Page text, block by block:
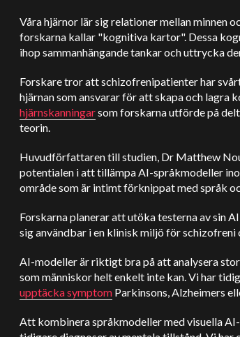
Våra hjärnor lär sig relationer mellan minnen
forskarna kallar "kognitiva kartor". Dessa
ihop sammanhängande tankar och uttrycka
Forskare tror att schizofrenipatienter har
hjärnan som ansvarar för att skapa och
hjärnskanningarsom forskarna utförde på
teorin.
Huvudförfattaren till studien, Dr Matthew
potentialen i att tillämpa AI-språkmodeller
område som är intimt förknippat med språk
Forskarna planerar att utöka testerna av sin
sig användbar i en klinisk miljö för schizofreni
AI-modeller är riktigt bra på att analysera
som människor helt enkelt inte kan. Vi har
upptäcka symptom Parkinsons, Alzheimers
Att kombinera språkmodeller med visuella